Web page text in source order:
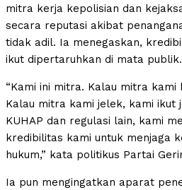
mitra kerja kepolisian dan
secara reputasi akibat
tidak adil. Ia menegaskan,
ikut dipertaruhkan di mata publik.
“Kami ini mitra. Kalau mitra kami
Kalau mitra kami jelek, kami ikut
KUHAP dan regulasi lain, kami
kredibilitas kami untuk menjaga
hukum,” kata politikus Partai
Ia pun mengingatkan aparat